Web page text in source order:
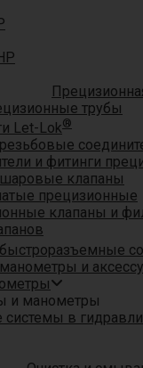
трубы
Let-Lok®
и фитинги
клапаны
прецизионные
клапаны и
и
в